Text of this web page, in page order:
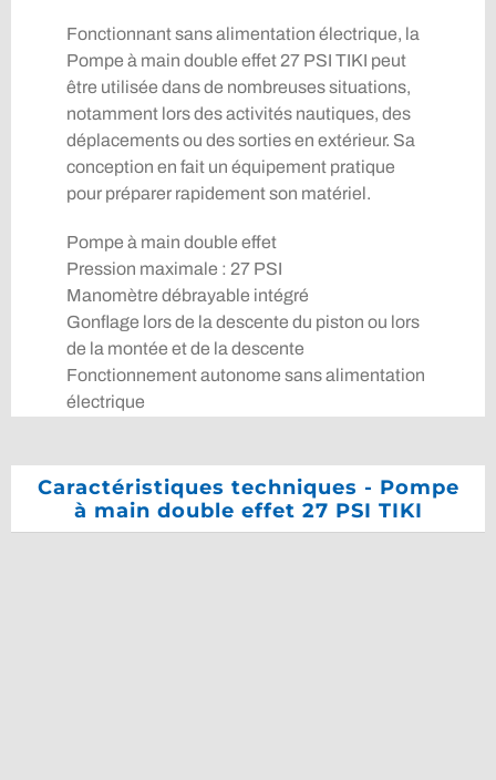
Fonctionnant sans alimentation électrique, la
Pompe à main double effet 27 PSI TIKI peut
être utilisée dans de nombreuses situations,
notamment lors des activités nautiques, des
déplacements ou des sorties en extérieur. Sa
conception en fait un équipement pratique
pour préparer rapidement son matériel.
Pompe à main double effet
Pression maximale : 27 PSI
Manomètre débrayable intégré
Gonflage lors de la descente du piston ou lors
de la montée et de la descente
Fonctionnement autonome sans alimentation
électrique
Caractéristiques techniques - Pompe
à main double effet 27 PSI TIKI